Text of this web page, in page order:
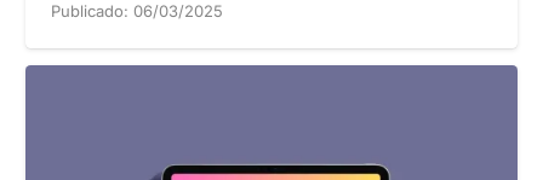
Publicado: 06/03/2025